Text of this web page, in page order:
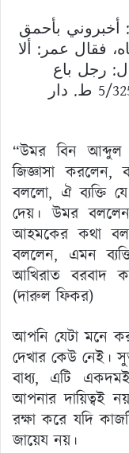
أخبروني بأحمق
فقال عمر: ألا
رجل باع
آخرته بدنيا غيره. –حلية الأولياء (5/325 ط. دار
“উমর বিন আব্দুল
জিজ্ঞাসা
বললো, ঐ ব্যক্তি যে
দেয়। উমর
আহমকের কথা
বললেন, এমন
আখিরাত বরবাদ
(দারুল ফিকর)
আপনি যেটা মনে
দেখার কেউ নেই।
বাধ্য, এটি
আপনার দায়িত্বই
রক্ষা করে যদি
জায়েয নয়।